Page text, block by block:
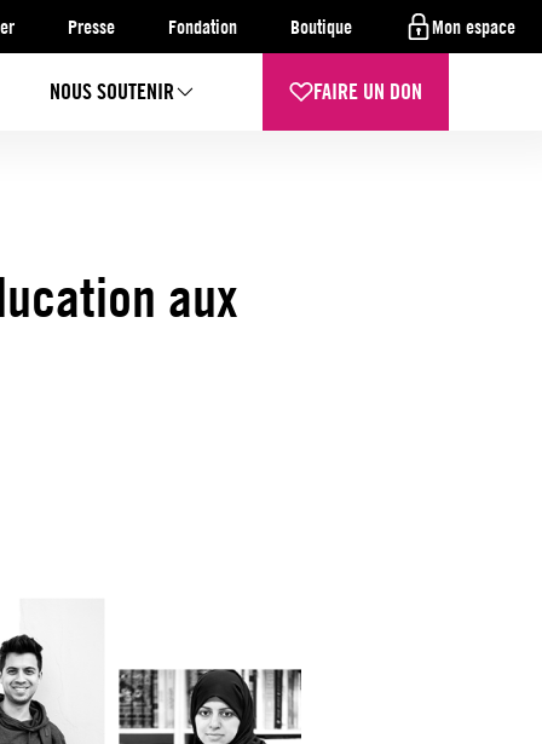
Presse Fondation Boutique Mon espace
NOUS SOUTENIR FAIRE UN DON
aux